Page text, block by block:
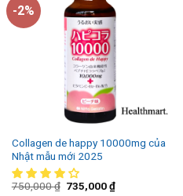
-2%
Collagen de happy 10000mg của
Nhật mẫu mới 2025
750,000₫ 735,000₫